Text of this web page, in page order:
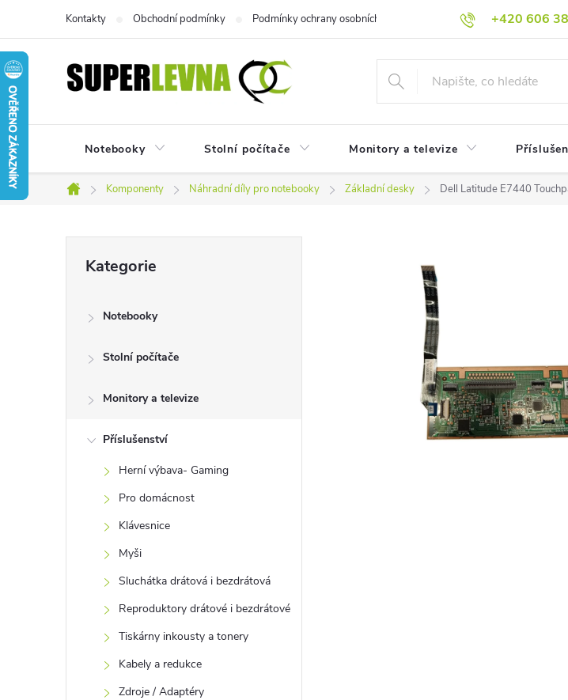
obsah
+420 606
Kontakty Obchodní podmínky Podmínky ochrany osobních údajů Reklamační podmínky
Notebooky Stolní počítače Monitory a televize
Domů
Komponenty Náhradní díly pro notebooky Základní desky Dell Latitude E7440
kategorie
Kategorie
Notebooky
Stolní počítače
Monitory a televize
Příslušenství
Herní výbava- Gaming
Pro domácnost
Klávesnice
Myši
Sluchátka drátová i bezdrátová
Reproduktory drátové i bezdrátové
Tiskárny inkousty a tonery
Kabely a redukce
Zdroje / Adaptéry